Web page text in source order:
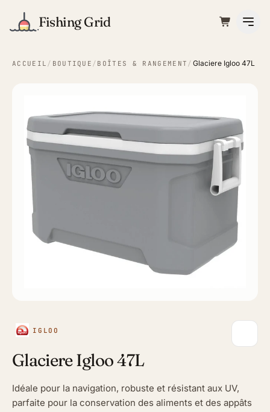
Fishing Grid
ACCUEIL / BOUTIQUE / BOÎTES & RANGEMENT / Glaciere Igloo 47L
IGLOO
Glaciere Igloo 47L
Idéale pour la navigation, robuste et résistant aux UV,
parfaite pour la conservation des aliments et des appâts